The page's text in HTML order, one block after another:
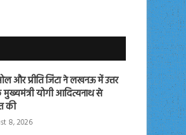
और प्रीति जिंटा ने लखनऊ में उत्तर
योगी आदित्यनाथ से
की
8, 2026